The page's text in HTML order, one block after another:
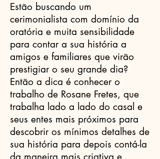
Estão buscando um
cerimonialista com domínio da
oratória e muita sensibilidade
para contar a sua história a
amigos e familiares que virão
prestigiar o seu grande dia?
Então a dica é conhecer o
trabalho de Rosane Fretes, que
trabalha lado a lado do casal e
seus entes mais próximos para
descobrir os mínimos detalhes de
sua história para depois contá-la